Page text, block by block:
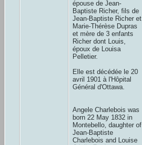
épouse de Jean-
Baptiste Richer, fils de
Jean-Baptiste Richer et
Marie-Thérèse Dupras
et mère de 3 enfants
Richer dont Louis,
époux de Louisa
Pelletier.
Elle est décédée le 20
avril 1901 à l'Hôpital
Général d'Ottawa.
Angele Charlebois was
born 22 May 1832 in
Montebello, daughter of
Jean-Baptiste
Charlebois and Louise